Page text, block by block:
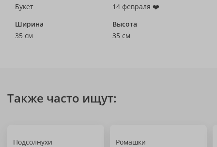
Букет
14 февраля ❤️
Ширина
35 см
Высота
35 см
Также часто ищут:
Подсолнухи Ромашки